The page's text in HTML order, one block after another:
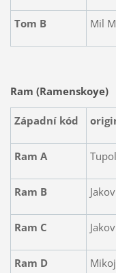
Tom B Mil
Ram (Ramenskoye)
Západní kód
Ram A
Ram B
Ram C
Ram D